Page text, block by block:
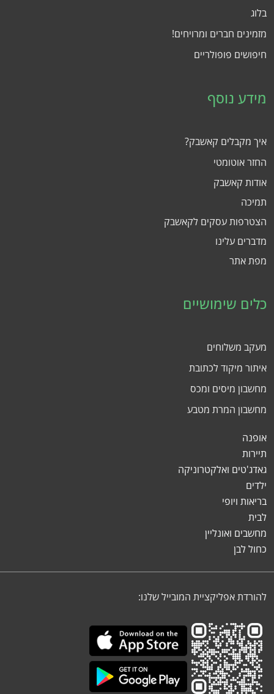
בלוג
מזמינים חברים ומרויחים!
חיפושים פופולריים
מידע נוסף
איך מקבלים קאשבק?
החזר אוטומטי
אודות קאשבק
תמיכה
הצטרפות עסקים לקאשבק
מדברים עלינו
מפת אתר
כלים שימושיים
מעקב משלוחים
איתור מיקוד לכתובת
מחשבון מיסים ומכס
מחשבון המרת מטבע
אופנה
תיירות
גאדג'טים ואלקטרוניקה
ילדים
בריאות ויופי
לבית
מחשבים ואונליין
כחול לבן
להורדת אפליקציית המובייל שלנו: